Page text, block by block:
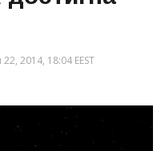
2014, 18:04 EEST